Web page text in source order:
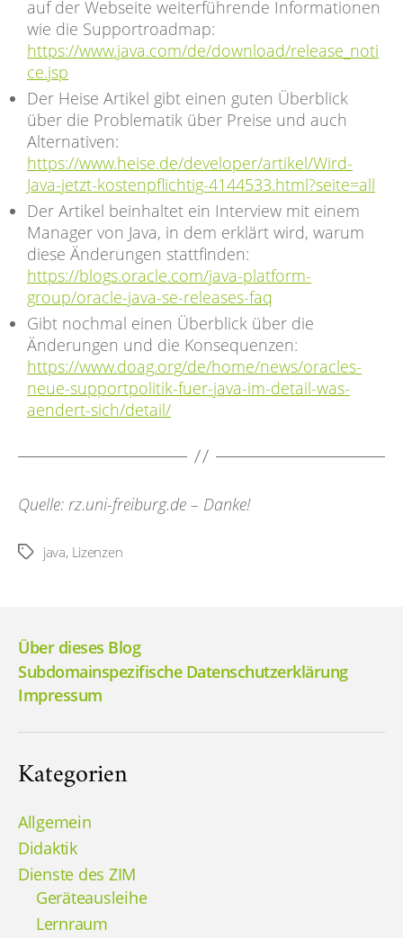
auf der Webseite weiterführende Informationen
wie die Supportroadmap:
https://www.java.com/de/download/release_noti
ce.jsp
Der Heise Artikel gibt einen guten Überblick
über die Problematik über Preise und auch
Alternativen:
https://www.heise.de/developer/artikel/Wird-
Java-jetzt-kostenpflichtig-4144533.html?seite=all
Der Artikel beinhaltet ein Interview mit einem
Manager von Java, in dem erklärt wird, warum
diese Änderungen stattfinden:
https://blogs.oracle.com/java-platform-
group/oracle-java-se-releases-faq
Gibt nochmal einen Überblick über die
Änderungen und die Konsequenzen:
https://www.doag.org/de/home/news/oracles-
neue-supportpolitik-fuer-java-im-detail-was-
aendert-sich/detail/
Quelle: rz.uni-freiburg.de – Danke!
Schlagwörter
java, Lizenzen
Über dieses Blog
Subdomainspezifische Datenschutzerklärung
Impressum
Kategorien
Allgemein
Didaktik
Dienste des ZIM
Geräteausleihe
Lernraum